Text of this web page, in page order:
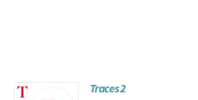
Traces 2